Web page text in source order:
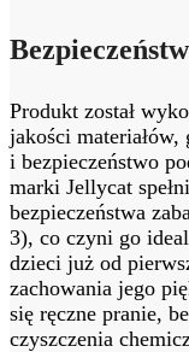
Produkt został
jakości​ materiałów,
i‌ bezpieczeństwo
marki‍ Jellycat
bezpieczeństwa
3), co czyni go
‌dzieci już od
zachowania jego
się ręczne pranie,
czyszczenia